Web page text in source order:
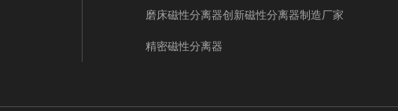
磨床磁性分离器创新磁性分离器制造厂家
精密磁性分离器